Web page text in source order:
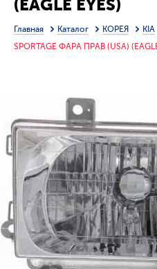
(EAGLE EYES)
Главная Каталог КОРЕЯ KIA
SPORTAGE ФАРА ПРАВ (USA)